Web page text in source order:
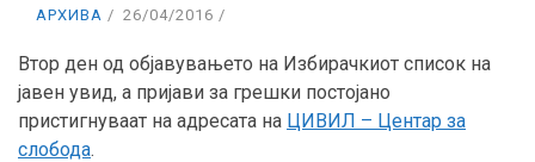
АРХИВА 26/04/2016
Втор ден од објавувањето на Избирачкиот список на
јавен увид, а пријави за грешки постојано
пристигнуваат на адресата на ЦИВИЛ – Центар за
слобода.